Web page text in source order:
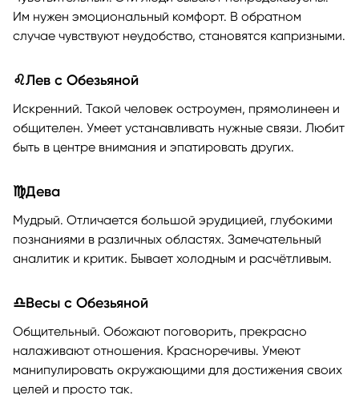
Им нужен эмоциональный комфорт. В обратном
случае чувствуют неудобство, становятся капризными.
♌Лев с Обезьяной
Искренний. Такой человек остроумен, прямолинеен и
общителен. Умеет устанавливать нужные связи. Любит
быть в центре внимания и эпатировать других.
♍Дева
Мудрый. Отличается большой эрудицией, глубокими
познаниями в различных областях. Замечательный
аналитик и критик. Бывает холодным и расчётливым.
♎Весы с Обезьяной
Общительный. Обожают поговорить, прекрасно
налаживают отношения. Красноречивы. Умеют
манипулировать окружающими для достижения своих
целей и просто так.